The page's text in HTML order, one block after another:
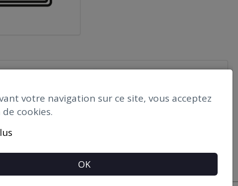
votre navigation sur ce site, vous acceptez
cookies.
OK